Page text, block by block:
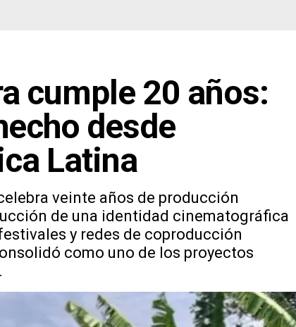
cumple 20 años:
desde
Latina
veinte años de producción
de una identidad cinematográfica
y redes de coproducción
como uno de los proyectos